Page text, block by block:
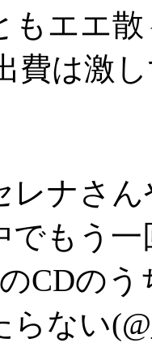
もエエ
費は激
レナさ
でもう
CDの
らない